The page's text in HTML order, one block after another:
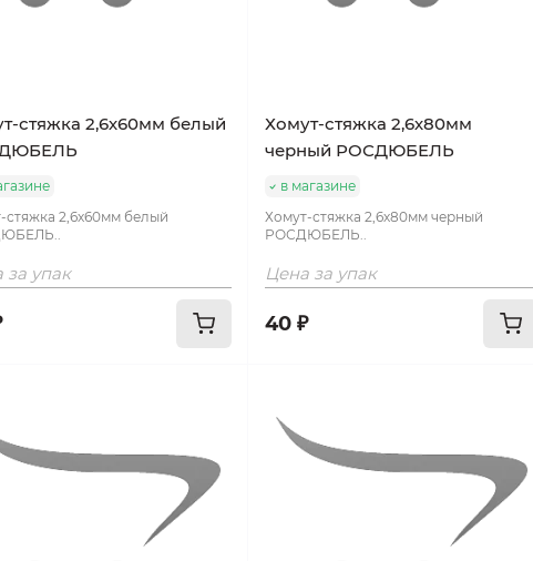
стяжка 2,6х60мм белый
стяжка 2,6х60мм белый
за упак
Хомут-стяжка 2,6х80мм
черный РОСДЮБЕЛЬ
в магазине
Хомут-стяжка 2,6х80мм черный
РОСДЮБЕЛЬ..
Цена за упак
40 ₽